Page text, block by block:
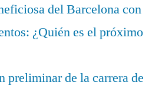
del Barcelona con
¿Quién es el próximo
preliminar de la carrera de